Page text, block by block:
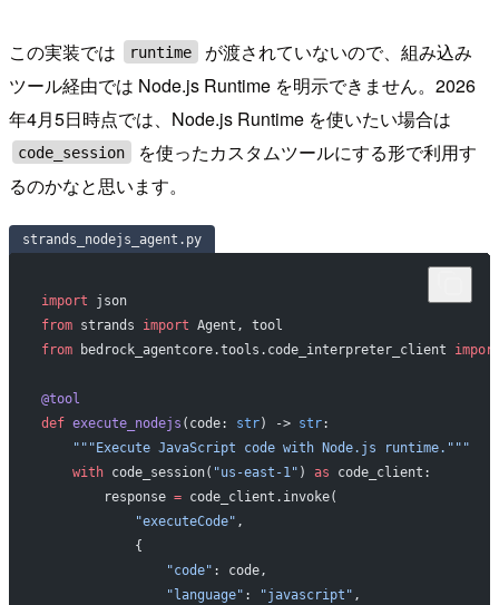
この実装では runtime
が渡されていないので、組み込み
ツール経由では Node.js Runtime を明示できません。2026
年4月5日時点では、Node.js Runtime を使いたい場合は
code_session
を使ったカスタムツールにする形で利用す
るのかなと思います。
strands_nodejs_agent.py
import json
from strands import Agent, tool
from bedrock_agentcore.tools.code_interpreter_client
@tool
def execute_nodejs (code: str) -> str:
    """Execute JavaScript code with Node.js runtime."""
    with
code_session( "us-east-1" ) as code_client:
        response
= code_client.invoke(
            "executeCode"
,
            {
                "code"
: code,
                "language"
: "javascript" ,